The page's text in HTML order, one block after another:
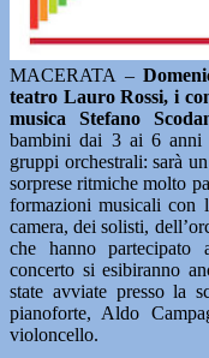
MACERATA –
teatro Lauro Rossi, i
musica Stefano
bambini dai 3 ai 6 anni
gruppi orchestrali: sarà
sorprese ritmiche molto
formazioni musicali con
camera, dei solisti,
che hanno partecipato
concerto si esibiranno
state avviate presso la
pianoforte, Aldo
violoncello.